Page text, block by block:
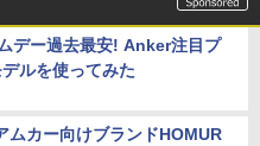
デー過去最安! Anker注目プ
ルを使ってみた
ムカー向けブランドHOMUR